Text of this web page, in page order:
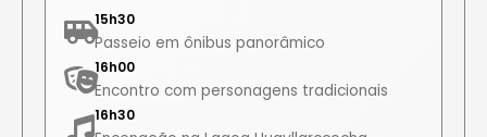
15h30
Passeio em ônibus panorâmico
16h00
Encontro com personagens tradicionais
16h30